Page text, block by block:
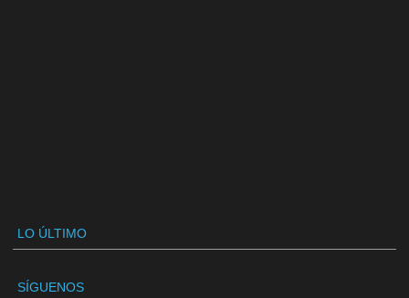
LO ÚLTIMO
SÍGUENOS